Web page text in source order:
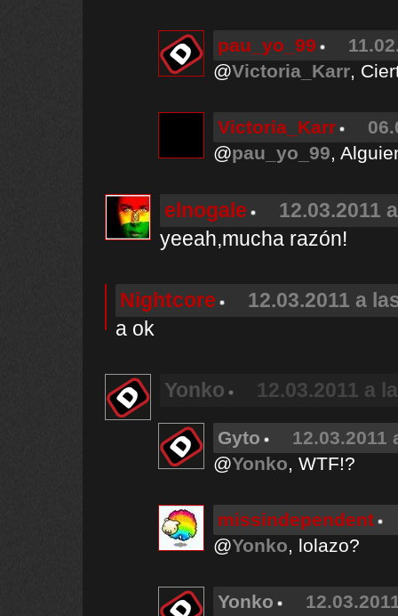
pau_yo_99
@Victoria_Karr,
Victoria_Karr
@pau_yo_99,
elnogale
12.03.2011
yeeah,mucha razón!
Nightcore
12.03.2011 a
a ok
Yonko 12.03.2011 a
Gyto
12.03.2011
@Yonko, WTF!?
missindependent
@Yonko, lolazo?
Yonko